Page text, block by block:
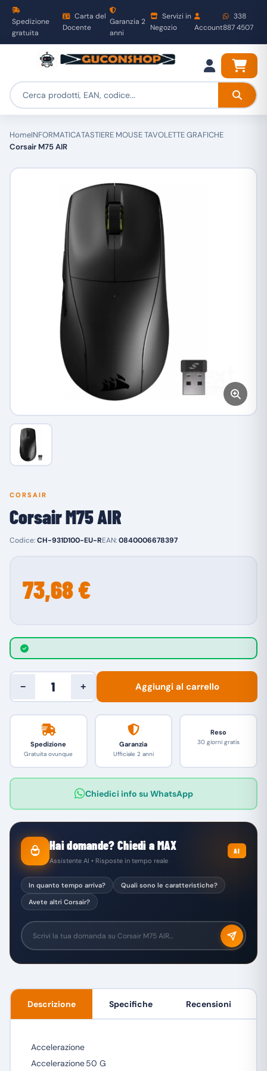
Spedizione
gratuita
Carta del
Docente
Garanzia 2
anni
Servizi in
Negozio
Account
338
887 4507
HomeINFORMATICATASTIERE MOUSE TAVOLETTE GRAFICHE
Corsair M75 AIR
CORSAIR
Corsair M75 AIR
Codice:CH-931D100-EU-REAN:0840006678397
73,68 €
− + Aggiungi al carrello
Spedizione
Gratuita ovunque
Garanzia
Ufficiale 2 anni
Reso
30 giorni gratis
Chiedici info su WhatsApp
Hai domande? Chiedi a MAX
Assistente AI • Risposte in tempo reale
AI
In quanto tempo arriva?
Quali sono le caratteristiche?
Avete altri Corsair?
Descrizione Specifiche Recensioni
Accelerazione
Accelerazione50 G